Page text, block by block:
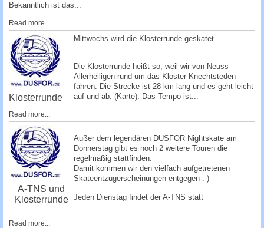
Bekanntlich ist das...
Read more...
Klosterrunde
Mittwochs wird die Klosterrunde geskatet
Die Klosterrunde heißt so, weil wir von Neuss-
Allerheiligen rund um das Kloster Knechtsteden
fahren. Die Strecke ist 28 km lang und es geht leicht
auf und ab. (Karte). Das Tempo ist...
Read more...
A-TNS und
Klosterrunde
­Außer dem legendären DUSFOR Nightskate am
Donnerstag gibt es noch 2 weitere Touren die
regelmäßig stattfinden.
Damit kommen wir den vielfach aufgetretenen
Skateentzugerscheinungen entgege­n :-)
Jeden Dienstag findet der A-TNS statt
...
Read more...